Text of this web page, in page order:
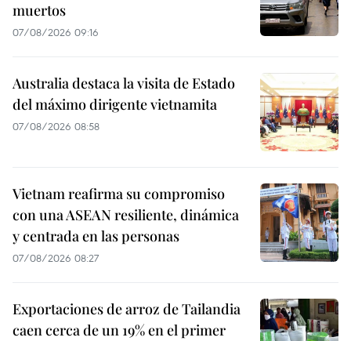
muertos
07/08/2026 09:16
Australia destaca la visita de Estado
del máximo dirigente vietnamita
07/08/2026 08:58
Vietnam reafirma su compromiso
con una ASEAN resiliente, dinámica
y centrada en las personas
07/08/2026 08:27
Exportaciones de arroz de Tailandia
caen cerca de un 19% en el primer